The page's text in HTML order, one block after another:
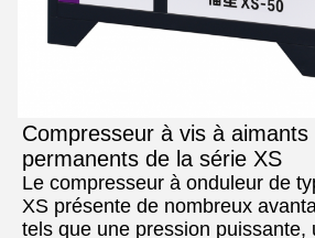
Compresseur à vis à aimants
permanents de la série XS
Le compresseur à onduleur de
XS présente de nombreux
tels que une pression puissante,